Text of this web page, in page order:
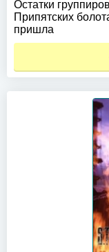
Остатки
Припятских
пришла